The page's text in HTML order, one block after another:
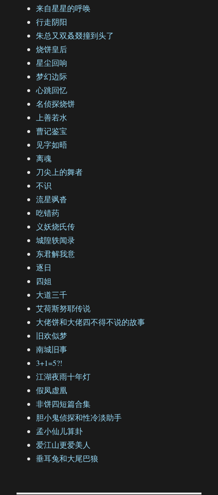
来自星星的呼唤
行走阴阳
朱总又双叒叕撞到头了
烧饼皇后
星尘回响
梦幻边际
心跳回忆
名侦探烧饼
上善若水
曹记鉴宝
见字如晤
离魂
刀尖上的舞者
不识
流星飒沓
吃错药
义妖烧氏传
城隍轶闻录
东君解我意
逐日
四姐
大道三千
艾荷斯努耶传说
大佬饼和大佬四不得不说的故事
旧欢似梦
南城旧事
3+1=5?!
江湖夜雨十年灯
假凤虚凰
非饼四短篇合集
胆小鬼侦探和性冷淡助手
孟小仙儿算卦
爱江山更爱美人
垂耳兔和大尾巴狼